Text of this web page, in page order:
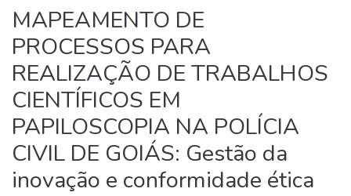
MAPEAMENTO DE
PROCESSOS PARA
REALIZAÇÃO DE TRABALHOS
CIENTÍFICOS EM
PAPILOSCOPIA NA POLÍCIA
CIVIL DE GOIÁS: Gestão da
inovação e conformidade ética